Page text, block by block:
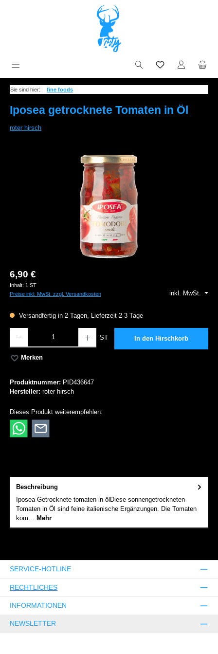
Sie sind hier: fine foods
Iposea getrocknete Tomaten in Öl
roter hirsch
Bildergalerie überspringen
6,90 €
Inhalt: 1 ST
inkl. MwSt.
Preise inkl. MwSt. zzgl. Versandkosten
Versandfertig in 2 Tagen, Lieferzeit 2-3 Tage
ST In den Hirschkorb
Merken
Produktnummer: PID436647
Hersteller: roter hirsch
Dieses Produkt weiterempfehlen:
Beschreibung
Iposea Getrocknete tomaten in ölDiese sonnengetrockneten
Tomaten in Öl sind feine italienische Ergänzungen. Die Tomaten
kom… Mehr
SERVICE-HOTLINE
RECHTLICHES
INFORMATIONEN
NEWSLETTER